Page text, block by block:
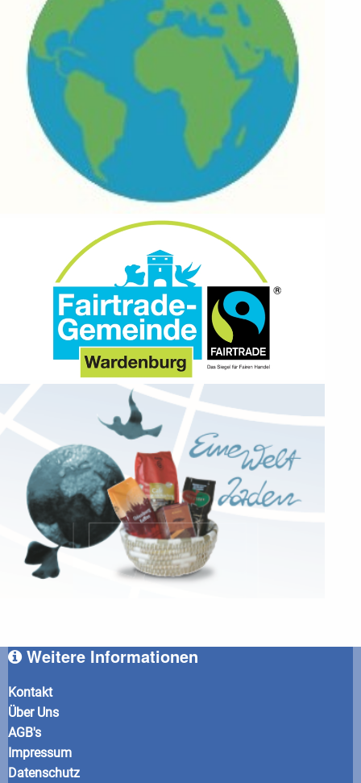
Weitere Informationen
Kontakt
Über Uns
AGB's
Impressum
Datenschutz